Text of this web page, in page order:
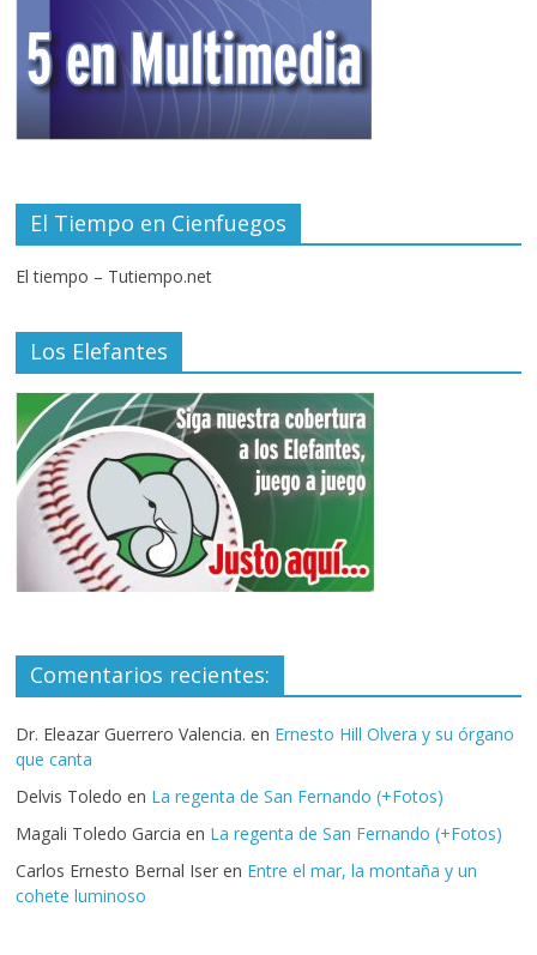
El Tiempo en Cienfuegos
El tiempo – Tutiempo.net
Los Elefantes
Comentarios recientes:
Dr. Eleazar Guerrero Valencia. en Ernesto Hill Olvera y su órgano
que canta
Delvis Toledo en La regenta de San Fernando (+Fotos)
Magali Toledo Garcia en La regenta de San Fernando (+Fotos)
Carlos Ernesto Bernal Iser en Entre el mar, la montaña y un
cohete luminoso